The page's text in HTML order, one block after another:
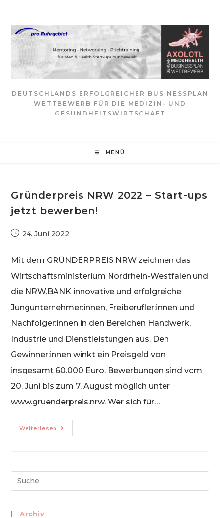
springen
DEUTSCHLANDS ERFOLGREICHER BUSINESSPLAN
WETTBEWERB FÜR DIE MEDIZIN- UND
GESUNDHEITSWIRTSCHAFT
MENÜ
Gründerpreis NRW 2022 – Start-ups
jetzt bewerben!
Beitrag24. Juni 2022
Mit dem GRÜNDERPREIS NRW zeichnen das
Wirtschaftsministerium Nordrhein-Westfalen und
die NRW.BANK innovative und erfolgreiche
Jungunternehmer:innen, Freiberufler:innen und
Nachfolger:innen in den Bereichen Handwerk,
Industrie und Dienstleistungen aus. Den
Gewinner:innen winkt ein Preisgeld von
insgesamt 60.000 Euro. Bewerbungen sind vom
20. Juni bis zum 7. August möglich unter
www.gruenderpreis.nrw. Wer sich für…
Weiterlesen Gründerpreis
NRW
Jetzt
Search
this
Archiv